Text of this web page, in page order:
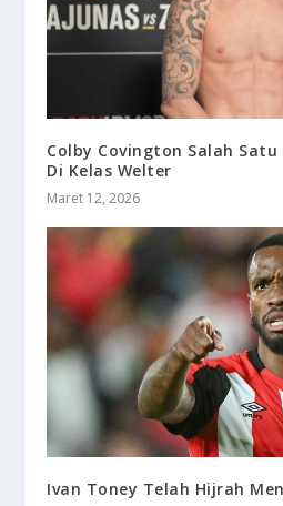
Colby Covington Salah
Di Kelas Welter
Maret 12, 2026
Ivan Toney Telah Hijrah